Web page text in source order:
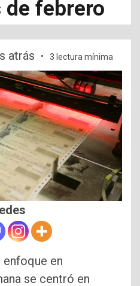
de febrero
atrás 3 lectura mínima
enfoque en
se centró en